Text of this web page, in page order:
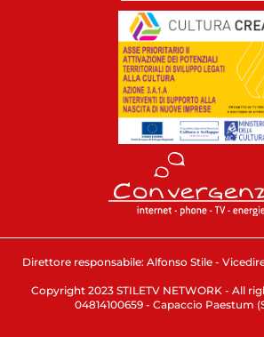
Direttore responsabile: Alfonso Stile -
Copyright 2023 STILETV NETWORK - All
04814100659 - Capaccio Paestum